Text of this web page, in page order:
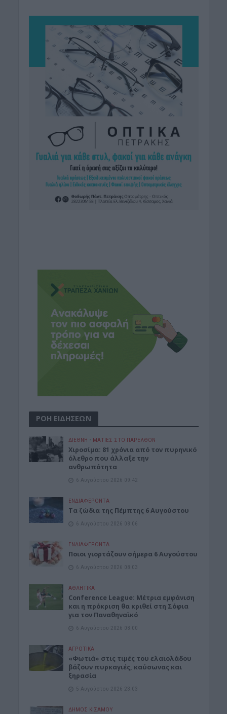
ΡΟΗ ΕΙΔΗΣΕΩΝ
ΔΙΕΘΝΗ • ΜΑΤΙΕΣ ΣΤΟ ΠΑΡΕΛΘΟΝ
Χιροσίμα: 81 χρόνια από τον πυρηνικό
όλεθρο που άλλαξε την
ανθρωπότητα
6 Αυγούστου 2026 09:42
ΕΝΔΙΑΦΕΡΟΝΤΑ
Tα ζώδια της Πέμπτης 6 Αυγούστου
6 Αυγούστου 2026 08:06
ΕΝΔΙΑΦΕΡΟΝΤΑ
Ποιοι γιορτάζουν σήμερα 6 Αυγούστου
6 Αυγούστου 2026 08:03
ΑΘΛΗΤΙΚΑ
Conference League: Μέτρια εμφάνιση
και η πρόκριση θα κριθεί στη Σόφια
για τον Παναθηναϊκό
6 Αυγούστου 2026 08:00
ΑΓΡΟΤΙΚΑ
«Φωτιά» στις τιμές του ελαιολάδου
βάζουν πυρκαγιές, καύσωνας και
ξηρασία
5 Αυγούστου 2026 23:03
ΔΉΜΟΣ ΚΙΣΆΜΟΥ